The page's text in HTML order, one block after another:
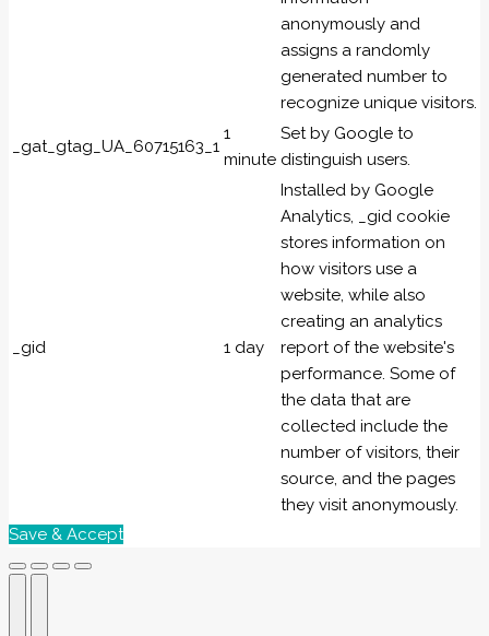
anonymously and
assigns a randomly
generated number to
recognize unique visitors.
_gat_gtag_UA_60715163_1
1
minute
Set by Google to
distinguish users.
_gid 1 day
Installed by Google
Analytics, _gid cookie
stores information on
how visitors use a
website, while also
creating an analytics
report of the website's
performance. Some of
the data that are
collected include the
number of visitors, their
source, and the pages
they visit anonymously.
Save & Accept